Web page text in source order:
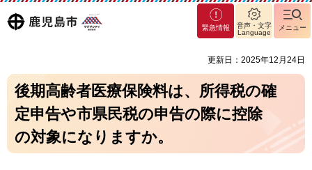
鹿児島
マグ
マシ
緊急情報
音声・文字
Language
メニュー
更新日：2025年12月24日
後期高齢者医療保険料は、所得税の確
定申告や市県民税の申告の際に控除
の対象になりますか。